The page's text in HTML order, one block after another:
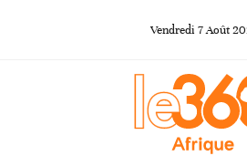
Vendredi 7Août